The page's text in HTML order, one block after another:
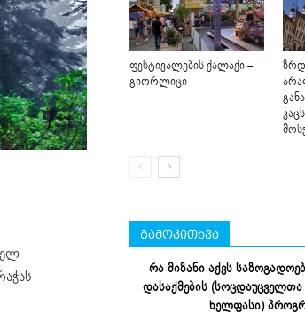
ფესტივალების ქალაქი –
გიორლიცი
გამოკითხვა
რა მიზანი აქვს
დასაქმების
ხელფასი)